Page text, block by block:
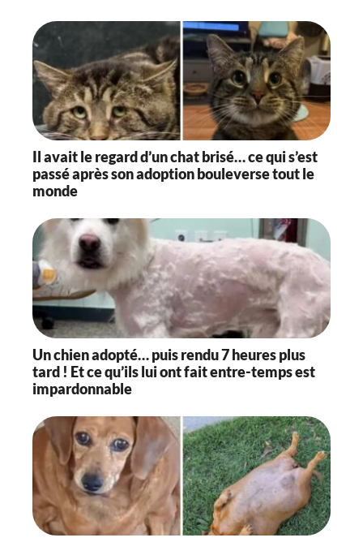
Il avait le regard d’un chat brisé… ce qui s’est
passé après son adoption bouleverse tout le
monde
Un chien adopté… puis rendu 7 heures plus
tard ! Et ce qu’ils lui ont fait entre-temps est
impardonnable